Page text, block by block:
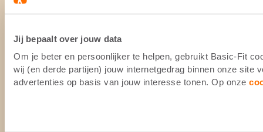
Jij bepaalt over jouw data
Om je beter en persoonlijker te helpen, gebruikt Basic-Fit
wij (en derde partijen) jouw internetgedrag binnen onze site
advertenties op basis van jouw interesse tonen. Op onze